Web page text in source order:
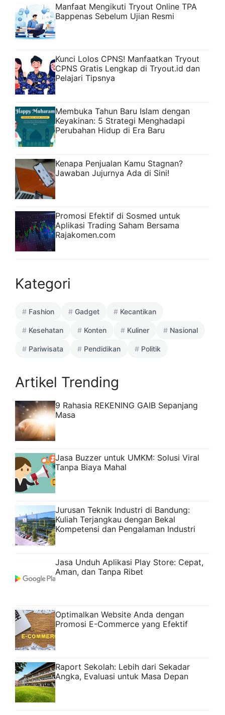
Manfaat Mengikuti Tryout Online TPA
Bappenas Sebelum Ujian Resmi
Kunci Lolos CPNS! Manfaatkan Tryout
CPNS Gratis Lengkap di Tryout.id dan
Pelajari Tipsnya
Membuka Tahun Baru Islam dengan
Keyakinan: 5 Strategi Menghadapi
Perubahan Hidup di Era Baru
Kenapa Penjualan Kamu Stagnan?
Jawaban Jujurnya Ada di Sini!
Promosi Efektif di Sosmed untuk
Aplikasi Trading Saham Bersama
Rajakomen.com
Kategori
Fashion Gadget Kecantikan
Kesehatan Konten Kuliner Nasional
Pariwisata Pendidikan Politik
Artikel Trending
9 Rahasia REKENING GAIB Sepanjang
Masa
Jasa Buzzer untuk UMKM: Solusi Viral
Tanpa Biaya Mahal
Jurusan Teknik Industri di Bandung:
Kuliah Terjangkau dengan Bekal
Kompetensi dan Pengalaman Industri
Jasa Unduh Aplikasi Play Store: Cepat,
Aman, dan Tanpa Ribet
Optimalkan Website Anda dengan
Promosi E-Commerce yang Efektif
Raport Sekolah: Lebih dari Sekadar
Angka, Evaluasi untuk Masa Depan